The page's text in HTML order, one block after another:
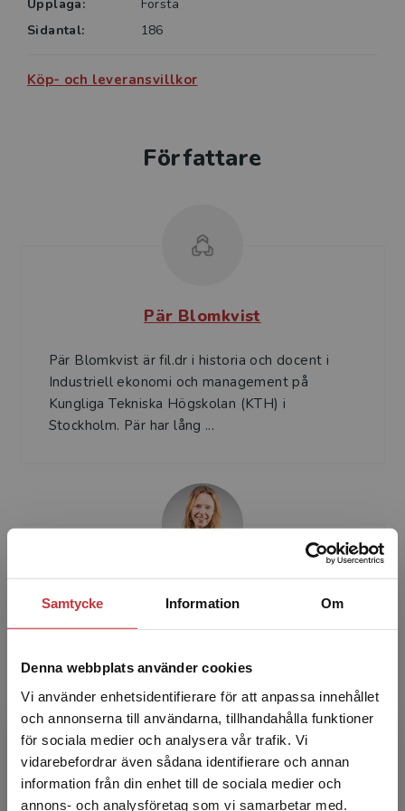
Samtycke Information Om
Denna webbplats använder cookies
Vi använder enhetsidentifierare för att anpassa innehållet
och annonserna till användarna, tillhandahålla funktioner
för sociala medier och analysera vår trafik. Vi
vidarebefordrar även sådana identifierare och annan
information från din enhet till de sociala medier och
annons- och analysföretag som vi samarbetar med.
Begränsad fraktregion
Upplaga:
Första
Sidantal:
186
Köp- och leveransvillkor
Författare
Pär Blomkvist
Pär Blomkvist är fil.dr i historia och docent i
Industriell ekonomi och mana­gement på
Kungliga Tekniska Högskolan (KTH) i
Stockholm. Pär har lång ...
Anette Hallin
med inriktning mot organisation och ledning vid
böcker,...